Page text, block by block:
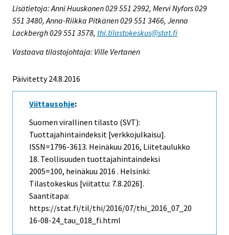
Lisätietoja: Anni Huuskonen 029 551 2992, Mervi Nyfors 029
551 3480, Anna-Riikka Pitkänen 029 551 3466, Jenna
Lackbergh 029 551 3578, thi.tilastokeskus@stat.fi
Vastaava tilastojohtaja: Ville Vertanen
Päivitetty 24.8.2016
Viittausohje:
Suomen virallinen tilasto (SVT):
Tuottajahintaindeksit [verkkojulkaisu].
ISSN=1796-3613. Heinäkuu 2016, Liitetaulukko
18. Teollisuuden tuottajahintaindeksi
2005=100, heinäkuu 2016 . Helsinki:
Tilastokeskus [viitattu: 7.8.2026].
Saantitapa:
https://stat.fi/til/thi/2016/07/thi_2016_07_20
16-08-24_tau_018_fi.html